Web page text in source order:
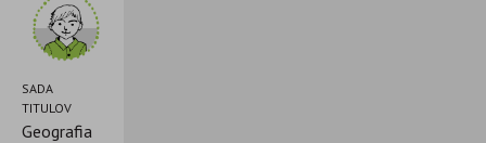
SADA
TITULOV
Geografia